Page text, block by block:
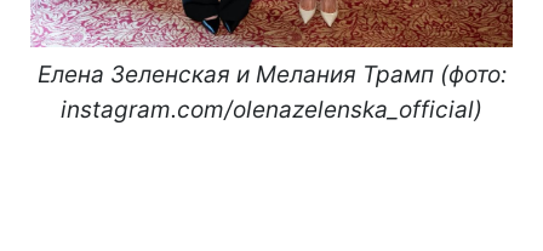
Елена Зеленская и Мелания Трамп (фото:
instagram.com/olenazelenska_official)